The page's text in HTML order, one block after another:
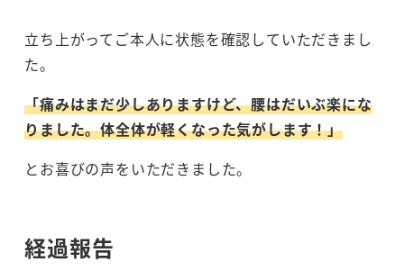
立ち上がってご本人に状態を確認していただきまし
た。
「痛みはまだ少しありますけど、腰はだいぶ楽にな
りました。体全体が軽くなった気がします！」
とお喜びの声をいただきました。
経過報告